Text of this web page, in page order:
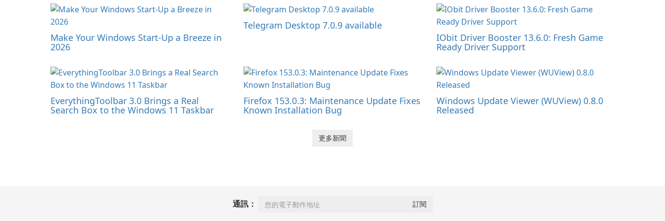
Make Your Windows Start-Up a Breeze in
2026
Telegram Desktop 7.0.9 available
IObit Driver Booster 13.6.0: Fresh Game
Ready Driver Support
EverythingToolbar 3.0 Brings a Real
Search Box to the Windows 11 Taskbar
Firefox 153.0.3: Maintenance Update Fixes
Known Installation Bug
Windows Update Viewer (WUView) 0.8.0
Released
更多新聞
通訊：